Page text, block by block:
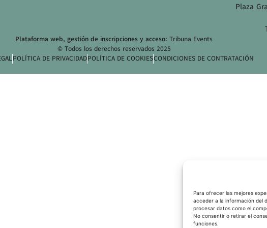
Para ofrecer las mejores
acceder a la información del
procesar datos como el
No consentir o retirar el
funciones.
Plaza
Plataforma web, gestión de inscripciones y acceso: Tribuna Events
© Todos los derechos reservados 2025
POLÍTICA DE PRIVACIDADPOLÍTICA DE COOKIESCONDICIONES DE CONTRATACIÓN